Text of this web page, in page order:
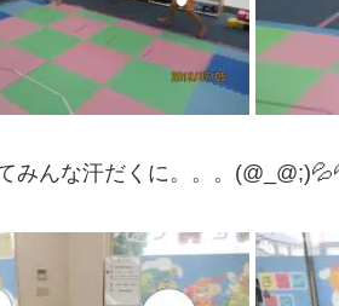
みんな汗だくに。。。